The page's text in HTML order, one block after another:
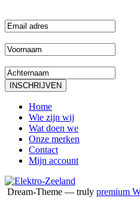
Home
Wie zijn wij
Wat doen we
Onze merken
Contact
Mijn account
Dream-Theme — truly premium